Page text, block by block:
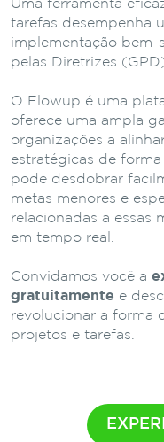
Uma ferramenta
tarefas desempenha
implementação bem-
pelas Diretrizes
O Flowup é uma
oferece uma ampla
organizações a
estratégicas de
pode desdobrar
metas menores e
relacionadas a essas
em tempo real.
Convidamos você a
gratuitamente e
revolucionar a forma
projetos e tarefas.